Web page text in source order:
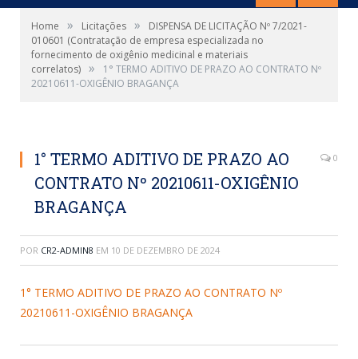
Home » Licitações »
DISPENSA DE LICITAÇÃO Nº 7/2021-
010601 (Contratação de empresa especializada no
fornecimento de oxigênio medicinal e materiais
correlatos) »
1° TERMO ADITIVO DE PRAZO AO CONTRATO Nº
20210611-OXIGÊNIO BRAGANÇA
1° TERMO ADITIVO DE PRAZO AO
CONTRATO Nº 20210611-OXIGÊNIO
BRAGANÇA
0
POR CR2-ADMIN8 EM 10 DE DEZEMBRO DE 2024
1° TERMO ADITIVO DE PRAZO AO CONTRATO Nº
20210611-OXIGÊNIO BRAGANÇA